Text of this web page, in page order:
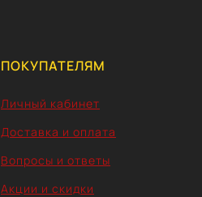
ПОКУПАТЕЛЯМ
Личный кабинет
Доставка и оплата
Вопросы и ответы
Акции и скидки